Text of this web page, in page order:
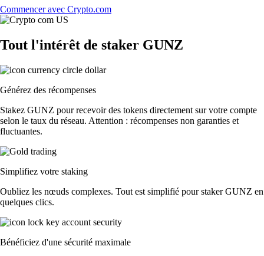
Commencer avec Crypto.com
Tout l'intérêt de staker GUNZ
Générez des récompenses
Stakez GUNZ pour recevoir des tokens directement sur votre compte
selon le taux du réseau. Attention : récompenses non garanties et
fluctuantes.
Simplifiez votre staking
Oubliez les nœuds complexes. Tout est simplifié pour staker GUNZ en
quelques clics.
Bénéficiez d'une sécurité maximale